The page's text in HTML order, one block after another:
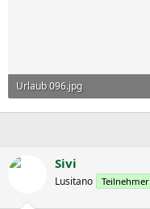
Urlaub 096.jpg
100,4 KB · Aufrufe: 21
Sivi
Lusitano Teilnehmer